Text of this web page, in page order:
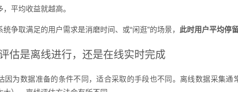
平均收益就越高。
争取满足的用户需求是消磨时间、或“闲逛”的场景， 此时用户平均停
估是离线进行，还是在线实时完成
因为数据准备的条件不同，适合采取的手段也不同。离线数据采集